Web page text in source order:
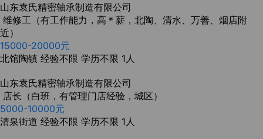
山东袁氏精密轴承制造有限公司
维修工（有工作能力，高＊薪，北陶、清水、万善、烟店附
近）
15000-20000元
北馆陶镇 经验不限 学历不限 1人
山东袁氏精密轴承制造有限公司
店长（白班，有管理门店经验，城区）
5000-10000元
清泉街道 经验不限 学历不限 1人